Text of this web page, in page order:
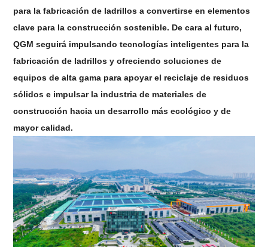
para la fabricación de ladrillos a convertirse en elementos
clave para la construcción sostenible. De cara al futuro,
QGM seguirá impulsando tecnologías inteligentes para la
fabricación de ladrillos y ofreciendo soluciones de
equipos de alta gama para apoyar el reciclaje de residuos
sólidos e impulsar la industria de materiales de
construcción hacia un desarrollo más ecológico y de
mayor calidad.